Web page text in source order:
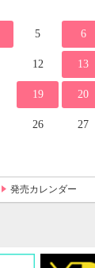
5 6
12 13
19 20
26 27
発売カレンダー